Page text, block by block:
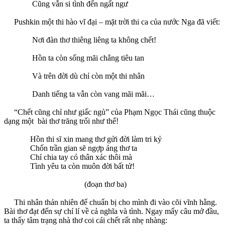
Cũng vẫn si tình đến ngất ngư
Pushkin một thi hào vĩ đại – mặt trời thi ca của nước Nga đã viết:
Nơi đàn thơ thiêng liêng ta không chết!
Hồn ta còn sống mãi chẳng tiêu tan
Và trên đời dù chỉ còn một thi nhân
Danh tiếng ta vẫn còn vang mãi mãi…
“Chết cũng chỉ như giấc ngủ” của Phạm Ngọc Thái cũng thuộc
dạng một bài thơ trăng trối như thế!
Hồn thi sĩ xin mang thơ gửi đời làm tri kỷ
Chốn trần gian sẽ ngợp áng thơ ta
Chỉ chia tay có thân xác thôi mà
Tình yêu ta còn muôn đời bất tử!
(đoạn thơ ba)
Thi nhân thản nhiên để chuẩn bị cho mình đi vào cõi vĩnh hằng.
Bài thơ đạt đến sự chí lí về cả nghĩa và tình. Ngay mấy câu mở đầu,
ta thấy tâm trạng nhà thơ coi cái chết rất nhẹ nhàng: